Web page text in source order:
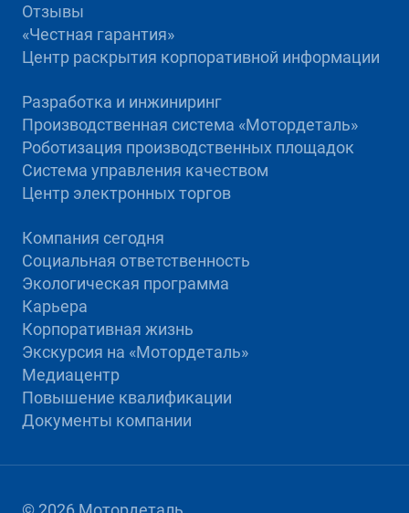
Отзывы
«Честная гарантия»
Центр раскрытия корпоративной информации
Разработка и инжиниринг
Производственная система «Mотордеталь»
Роботизация производственных площадок
Система управления качеством
Центр электронных торгов
Компания сегодня
Социальная ответственность
Экологическая программа
Карьера
Корпоративная жизнь
Экскурсия на «Мотордеталь»
Медиацентр
Повышение квалификации
Документы компании